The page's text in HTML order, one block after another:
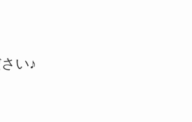
い♪